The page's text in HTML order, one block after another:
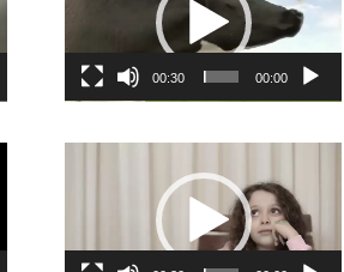
00:00
00:30